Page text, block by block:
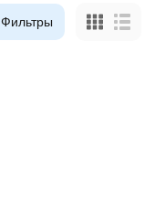
Фильтры